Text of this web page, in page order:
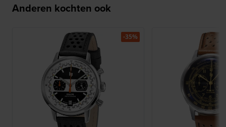
Anderen kochten ook
-35%